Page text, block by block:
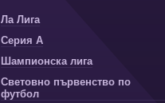
Ла Лига
Серия А
Шампионска лига
Световно първенство по
футбол